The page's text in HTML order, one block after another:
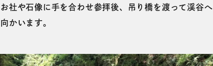
お社や石像に手を合わせ参拝後、吊り橋を渡って渓谷へ
向かいます。